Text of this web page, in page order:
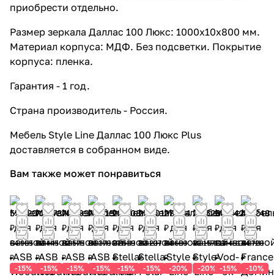
приобрести отдельно.
Размер зеркала Даллас 100 Люкс: 1000x10x800 мм.
Материал корпуса: МДФ. Без подсветки. Покрытие
корпуса: пленка.
Гарантия - 1 год.
Страна производитель - Россия.
Мебель Style Line Даллас 100 Люкс Plus
доставляется в собранном виде.
Вам также может понравиться
55 220
₽
64 965
₽
-15%
73 478
₽
86 445
₽
-15%
70 189
₽
82 575
₽
-15%
73 415
₽
86 370
₽
-15%
23 408
₽
27 539
₽
-15%
25 701
₽
30 237
₽
-15%
27 744
₽
34 680
₽
-20%
26 526
₽
33 157
₽
-20%
96 442
₽
113 461
₽
-15%
40 248
₽
44 720
₽
-10%